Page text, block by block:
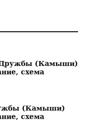
Дружбы (Камыши)
схема
(Камыши)
схема